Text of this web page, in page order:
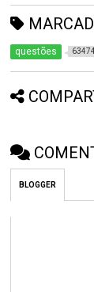
questões 63474
BLOGGER